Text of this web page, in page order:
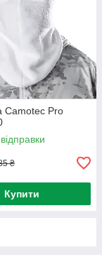
Camotec Pro
₴
Купити